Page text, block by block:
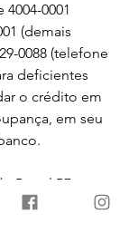
0001
(demais
0088 (telefone
deficientes
o crédito em
em seu
Portal R7.